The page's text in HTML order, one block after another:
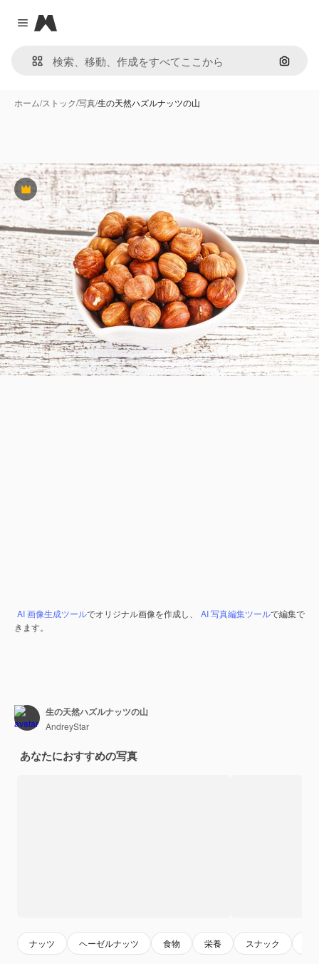
Close menu
Magnific
画像で
ホーム/ストック/写真/生の天然ハズルナッツの山
Premium
AI 画像生成ツールでオリジナル画像を作成し、 AI 写真編集ツールで編集で
きます。
生の天然ハズルナッツの山
AndreyStar
あなたにおすすめの写真
ナッツ ヘーゼルナッツ 食物 栄養 スナック